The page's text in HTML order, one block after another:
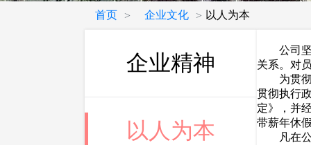
首页 > 企业文化 > 以人为本
企业精神
以人为本
公司坚持
关系。对
为贯彻
贯彻执行
定》，并
带薪年休
凡在公司